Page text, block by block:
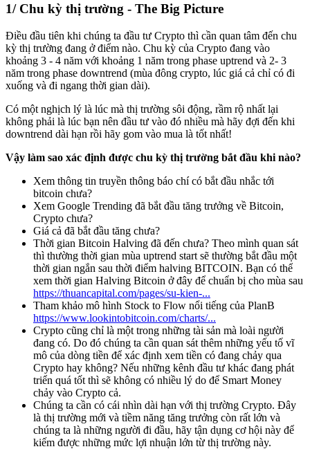
1/ Chu kỳ thị trường - The Big Picture
Điều đầu tiên khi chúng ta đầu tư Crypto thì cần quan tâm đến chu
kỳ thị trường đang ở điểm nào. Chu kỳ của Crypto đang vào
khoảng 3 - 4 năm với khoảng 1 năm trong phase uptrend và 2- 3
năm trong phase downtrend (mùa đông crypto, lúc giá cả chỉ có đi
xuống và đi ngang thời gian dài).
Có một nghịch lý là lúc mà thị trường sôi động, rầm rộ nhất lại
không phải là lúc bạn nên đầu tư vào đó nhiều mà hãy đợi đến khi
downtrend dài hạn rồi hãy gom vào mua là tốt nhất!
Vậy làm sao xác định được chu kỳ thị trường bắt đầu khi nào?
Xem thông tin truyền thông báo chí có bắt đầu nhắc tới
bitcoin chưa?
Xem Google Trending đã bắt đầu tăng trưởng về Bitcoin,
Crypto chưa?
Giá cả đã bắt đầu tăng chưa?
Thời gian Bitcoin Halving đã đến chưa? Theo mình quan sát
thì thường thời gian mùa uptrend start sẽ thường bắt đầu một
thời gian ngắn sau thời điểm halving BITCOIN. Bạn có thể
xem thời gian Halving Bitcoin ở đây để chuẩn bị cho mùa sau
https://thuancapital.com/pages/su-kien-...
Tham khảo mô hình Stock to Flow nổi tiếng của PlanB
https://www.lookintobitcoin.com/charts/...
Crypto cũng chỉ là một trong những tài sản mà loài người
đang có. Do đó chúng ta cần quan sát thêm những yếu tố vĩ
mô của dòng tiền để xác định xem tiền có đang chảy qua
Crypto hay không? Nếu những kênh đầu tư khác đang phát
triển quá tốt thì sẽ không có nhiều lý do để Smart Money
chảy vào Crypto cả.
Chúng ta cần có cái nhìn dài hạn với thị trường Crypto. Đây
là thị trường mới và tiềm năng tăng trưởng còn rất lớn và
chúng ta là những người đi đầu, hãy tận dụng cơ hội này để
kiếm được những mức lợi nhuận lớn từ thị trường này.